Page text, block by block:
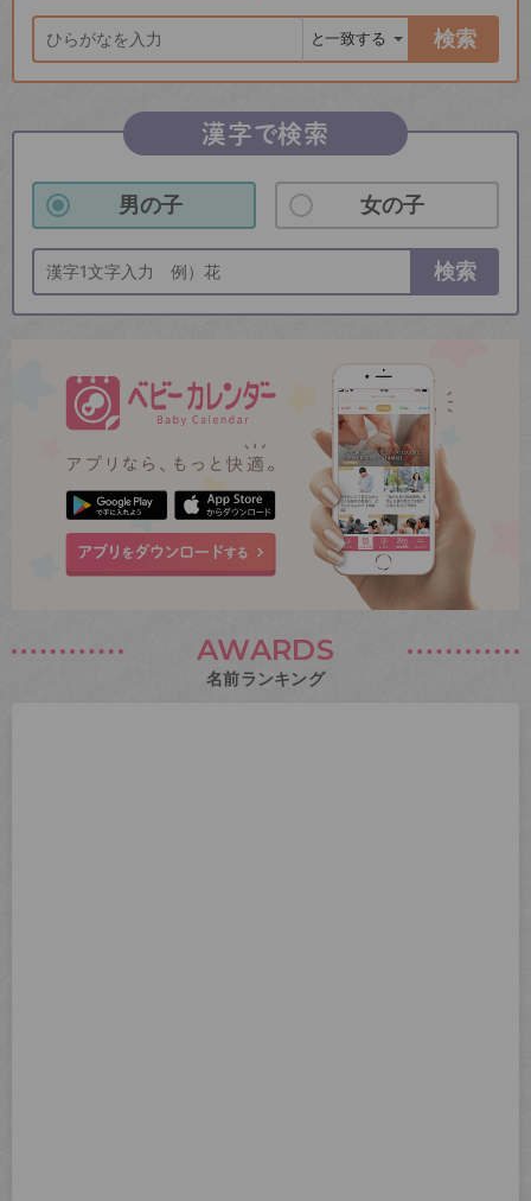
検索
漢字で検索
男の子 女の子
検索
AWARDS
名前ランキング